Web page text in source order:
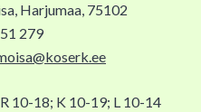
Harjumaa, 75102
279
10-18; K 10-19; L 10-14